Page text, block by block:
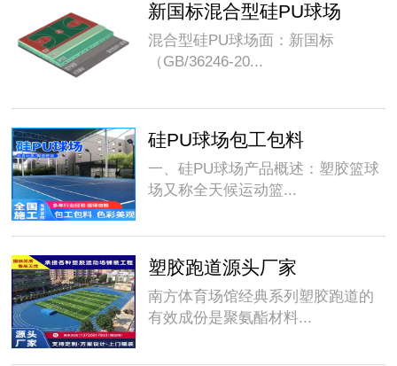
新国标混合型硅PU球场
混合型硅PU球场面：新国标
（GB/36246-20...
硅PU球场包工包料
一、硅PU球场产品概述：塑胶篮球
场又称全天候运动篮...
塑胶跑道源头厂家
南方体育场馆经典系列塑胶跑道的
有效成份是聚氨酯材料...